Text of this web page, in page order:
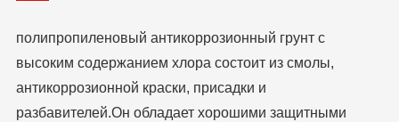
полипропиленовый антикоррозионный грунт с
высоким содержанием хлора состоит из смолы,
антикоррозионной краски, присадки и
разбавителей.Он обладает хорошими защитными